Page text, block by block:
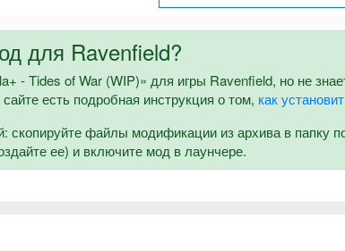
для Ravenfield?
- Tides of War (WIP)» для игры Ravenfield, но не
есть подробная инструкция о том, как
скопируйте файлы модификации из архива в папку
ее) и включите мод в лаунчере.